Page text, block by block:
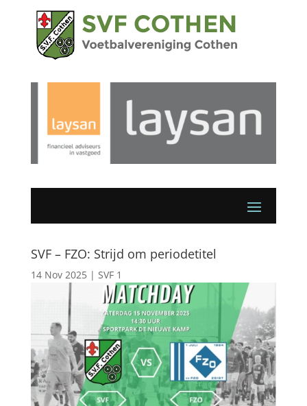
SVF – FZO: Strijd om periodetitel
14 Nov 2025| SVF 1